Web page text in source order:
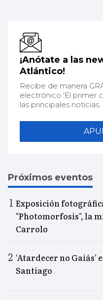
¡Anótate a las
Atlántico!
Recibe de manera
electrónico 'El primer
las principales noticias.
Próximos eventos
Exposición
"Photomorfosis", la
Carrolo
‘Atardecer no Gaiás’
Santiago